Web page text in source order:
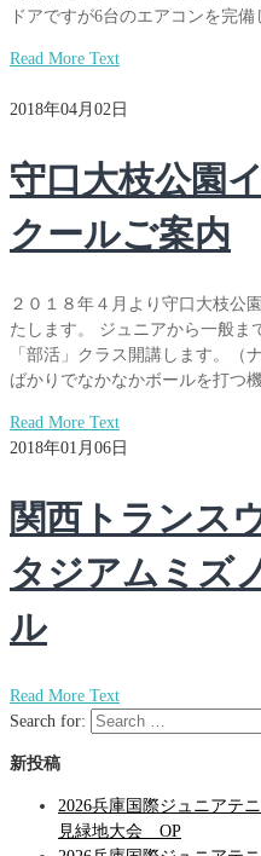
ドアですが6台のエアコンを完
Read More Text
2018年04月02日
守口大枝公園
クールご案内
２０１８年４月より守口大枝公
たします。 ジュニアから一般ま
「部活」クラス開講します。（
ばかりでなかなかボールを打つ
Read More Text
2018年01月06日
関西トランス
タジアムミズ
ル
Read More Text
Search for:
新投稿
2026兵庫国際ジュニアテ
見緑地大会 OP